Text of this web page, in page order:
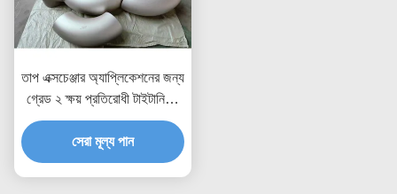
তাপ এক্সচেঞ্জার অ্যাপ্লিকেশনের জন্য
গ্রেড ২ ক্ষয় প্রতিরোধী টাইটানিয়াম
টিউব এবং পাইপ
সেরা মূল্য পান